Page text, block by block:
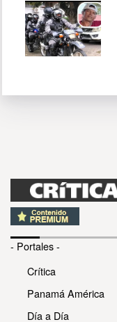
- Portales -
Crítica
Panamá América
Día a Día